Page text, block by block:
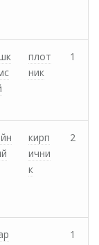
плот
ник
1
кирп
ични
к
2
1